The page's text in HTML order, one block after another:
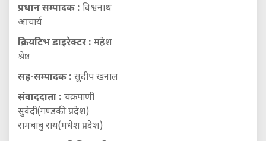
प्रधान सम्पादक : विश्वनाथ
आचार्य
क्रियटिभ डाइरेक्टर : महेश
श्रेष्ठ
सह-सम्पादक : सुदीप खनाल
संवाददाता : चक्रपाणी
सुवेदी(गण्डकी प्रदेश)
रामबाबु राय(मधेश प्रदेश)